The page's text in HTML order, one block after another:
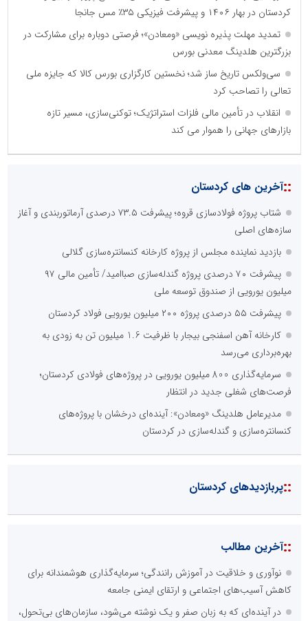
کردستان در بهار ۱۴۰۶ و پیشرفت فیزیکی ۳۵٪ مس جانجا
تمدید مهلت پذیره نویسی «ومعادن»؛ فرصتی دوباره برای مشارکت در
بزرگترین هلدینگ معدنی بورس
سی‌ولکس تاریخ ساز شد؛ نخستین کارگزاری بورس کالا که جایزه ملی
تعالی را تصاحب کرد
انقلاب در تأمین مالی فلزات استراتژیک؛ توکنی‌سازی، مسیر تازه
بازارهای جهانی را هموار می کند
::آخرین های کردستان
شتاب پروژه فولادسازی قروه؛ پیشرفت ۷۳.۵ درصدی آرماتوربندی و آغاز
سازه‌های اصلی
بازدید نماینده مجلس از پروژه کارخانه کنسانتره‌سازی گلالی
پیشرفت ۷۰ درصدی پروژه گندله‌سازی صباامید/ تأمین مالی ۹۷
میلیون یورویی از صندوق توسعه ملی
پیشرفت ۵۵ درصدی پروژه ۲۰۰ میلیون یورویی فولاد کردستان
کارخانه آهن اسفنجی بیجار با ظرفیت 1.6 میلیون تن به زودی به
بهره‌برداری می‌رسد
سرمایه‌گذاری 800 میلیون یورویی در پروژه‌های فولادی کردستان؛
فرصت‌های شغلی جدید در انتظار
مدیرعامل هلدینگ «ومعادن»: آینده‌ای درخشان با پروژه‌های
کنسانتره‌سازی و گندله‌سازی در کردستان
::پربازدیدهای کردستان
::آخرین مطالب
نوآوری و خلاقیت در آموزش رانندگی؛ سرمایه‌گذاری هوشمندانه برای
کاهش آسیب‌های اجتماعی و ارتقای ایمنی جامعه
در آینده‌ای که به زبان صفر و یک نوشته می‌شود، سازمان‌های بی‌تحول،